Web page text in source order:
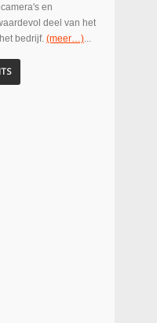
en
deel van het
bedrijf. (meer…)